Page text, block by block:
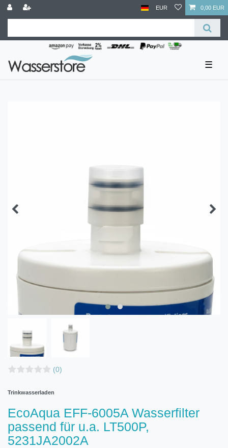
EUR 0,00 EUR
☰
(0)
Trinkwasserladen
EcoAqua EFF-6005A Wasserfilter
passend für u.a. LT500P,
5231JA2002A